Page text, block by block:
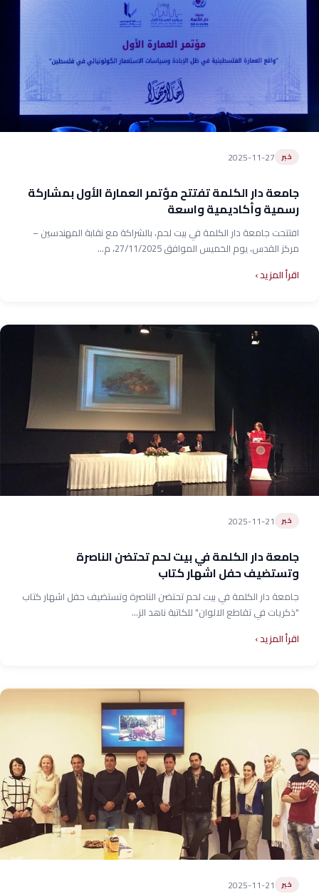
خبر 2025-11-27
جامعة دار الكلمة تفتتح مؤتمر العمارة الأول بمشاركة
رسمية وأكاديمية واسعة
افتتحت جامعة دار الكلمة في بيت لحم، بالشراكة مع نقابة المهندسين –
مركز القدس، يوم الخميس الموافق 27/11/2025، م...
اقرأ المزيد
خبر 2025-11-21
جامعة دار الكلمة في بيت لحم تحتضن الناصرة
وتستضيف حفل اشهار كتاب
جامعة دار الكلمة في بيت لحم تحتضن الناصرة وتستضيف حفل اشهار كتاب
"ذكريات في تقاطع الالوان" للكاتبة ناهد الز...
اقرأ المزيد
خبر 2025-11-21